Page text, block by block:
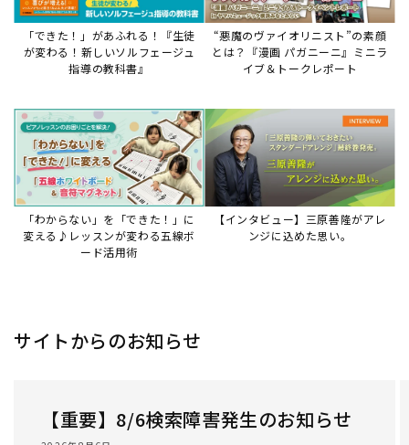
「できた！」があふれる！『生徒
が変わる！新しいソルフェージュ
指導の教科書』
“悪魔のヴァイオリニスト”の素顔
とは？『漫画 パガニーニ』ミニラ
イブ＆トークレポート
「わからない」を「できた！」に
変える♪レッスンが変わる五線ボ
ード活用術
【インタビュー】三原善隆がアレ
ンジに込めた思い。
サイトからのお知らせ
【重要】8/6検索障害発生のお知らせ